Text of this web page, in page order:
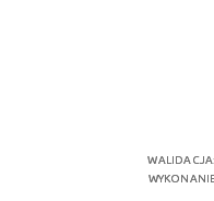
WALIDACJA: